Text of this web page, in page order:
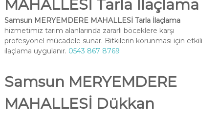
MAHALLESİ Tarla İlaçlama
Samsun MERYEMDERE MAHALLESİ Tarla İlaçlama
hizmetimiz tarım alanlarında zararlı böceklere karşı
profesyonel mücadele sunar. Bitkilerin korunması için etkili
ilaçlama uygulanır. 0543 867 8769
Samsun MERYEMDERE
MAHALLESİ Dükkan